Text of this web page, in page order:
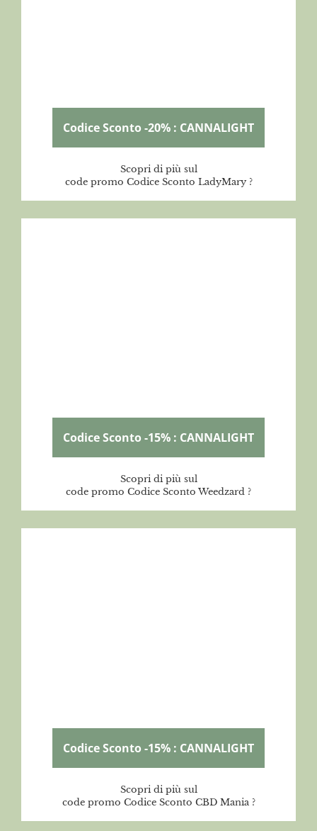
Codice Sconto -20% : CANNALIGHT
Scopri di più sul
code promo Codice Sconto LadyMary ?
Codice Sconto -15% : CANNALIGHT
Scopri di più sul
code promo Codice Sconto Weedzard ?
Codice Sconto -15% : CANNALIGHT
Scopri di più sul
code promo Codice Sconto CBD Mania ?